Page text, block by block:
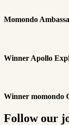
Momondo
Winner Apollo
Winner momondo
Follow our